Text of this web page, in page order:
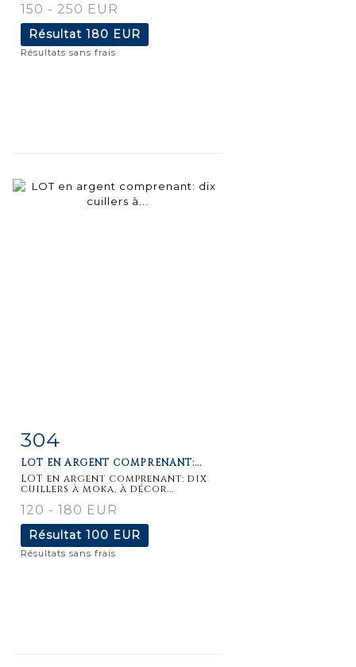
150 - 250 EUR
Résultat 180 EUR
Résultats sans frais
Fiche
détaillée
304
LOT EN ARGENT COMPRENANT:...
LOT en argent comprenant: dix
cuillers à moka, à décor...
120 - 180 EUR
Résultat 100 EUR
Résultats sans frais